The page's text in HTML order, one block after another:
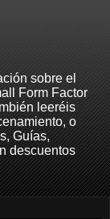
sobre el
Form Factor
leeréis
o
Guías,
descuentos